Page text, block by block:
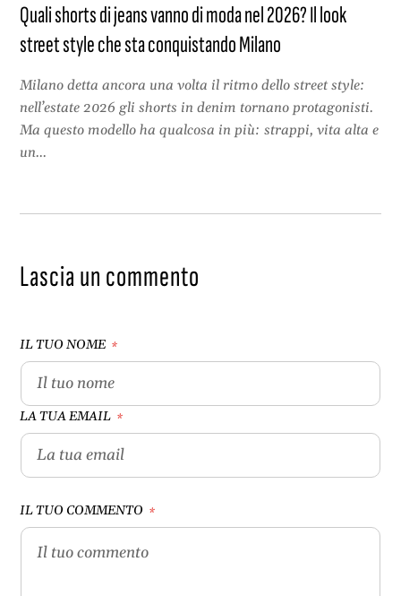
Quali shorts di jeans vanno di moda nel 2026? Il look
street style che sta conquistando Milano
Milano detta ancora una volta il ritmo dello street style:
nell’estate 2026 gli shorts in denim tornano protagonisti.
Ma questo modello ha qualcosa in più: strappi, vita alta e
un...
Lascia un commento
IL TUO NOME *
LA TUA EMAIL *
IL TUO COMMENTO *